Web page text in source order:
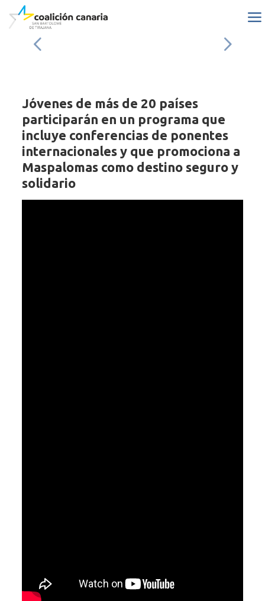
Jóvenes de más de 20 países
participarán en un programa que
incluye conferencias de ponentes
internacionales y que promociona a
Maspalomas como destino seguro y
solidario